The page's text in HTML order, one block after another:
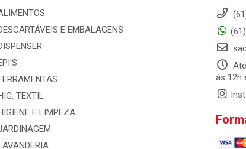
E EMBALAGENS
TEXTIL
E LIMPEZA
às 12h